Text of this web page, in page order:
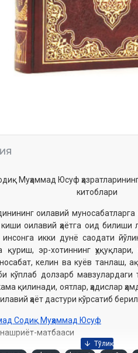
Муҳаммад Юсуф
китоблари
оилавий муносабатларга
оилавий ҳаётга оид билиши
икки дунё саодати
қуриш, эр-хотиннинг
келин ва куёв танлаш,
кўплаб долзарб мавзулардаги
қилинади, оятлар, ҳадислар
ҳаёт дастури кўрсатиб
Содиқ Муҳаммад Юсуф
нашриёт-матбааси